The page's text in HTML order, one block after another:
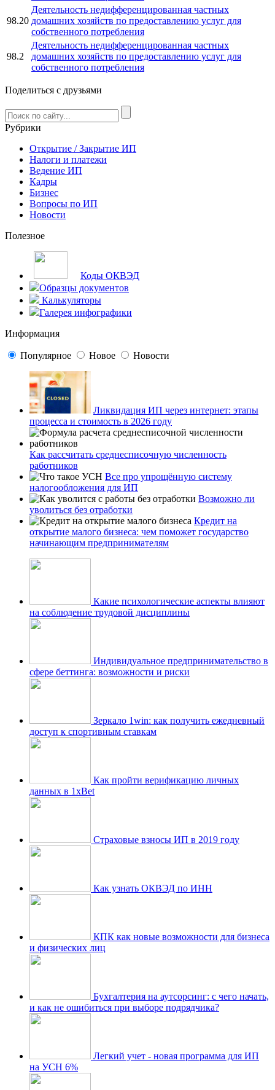
98.20
Деятельность недифференцированная частных
домашних хозяйств по предоставлению услуг для
собственного потребления
98.2
Деятельность недифференцированная частных
домашних хозяйств по предоставлению услуг для
собственного потребления
Поделиться с друзьями
Рубрики
Открытие / Закрытие ИП
Налоги и платежи
Ведение ИП
Кадры
Бизнес
Вопросы по ИП
Новости
Полезное
Коды ОКВЭД
Образцы документов
Калькуляторы
Галерея инфографики
Информация
Популярное Новое Новости
Ликвидация ИП через интернет: этапы
процесса и стоимость в 2026 году
Как рассчитать среднесписочную численность
работников
Все про упрощённую систему
налогообложения для ИП
Возможно ли
уволиться без отработки
Кредит на
открытие малого бизнеса: чем поможет государство
начинающим предпринимателям
Какие психологические аспекты влияют
на соблюдение трудовой дисциплины
Индивидуальное предпринимательство в
сфере беттинга: возможности и риски
Зеркало 1win: как получить ежедневный
доступ к спортивным ставкам
Как пройти верификацию личных
данных в 1xBet
Страховые взносы ИП в 2019 году
Как узнать ОКВЭД по ИНН
КПК как новые возможности для бизнеса
и физических лиц
Бухгалтерия на аутсорсинг: с чего начать,
и как не ошибиться при выборе подрядчика?
Легкий учет - новая программа для ИП
на УСН 6%